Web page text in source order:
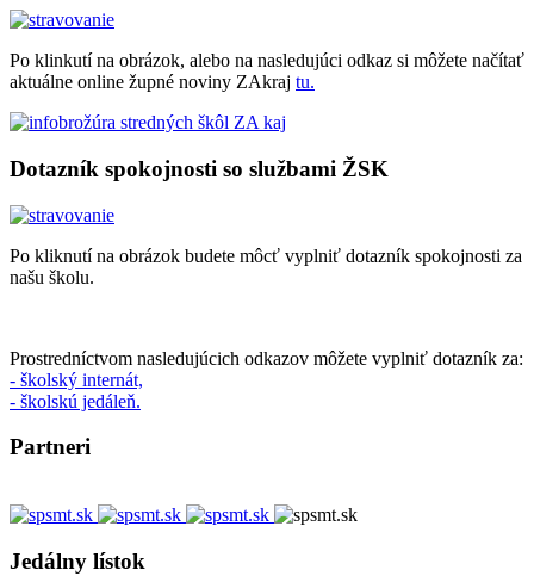
Po klinkutí na obrázok, alebo na nasledujúci odkaz si môžete načítať
aktuálne online župné noviny ZAkraj tu.
Dotazník spokojnosti so službami ŽSK
Po kliknutí na obrázok budete môcť vyplniť dotazník spokojnosti za
našu školu.
Prostredníctvom nasledujúcich odkazov môžete vyplniť dotazník za:
- školský internát,
- školskú jedáleň.
Partneri
Jedálny lístok